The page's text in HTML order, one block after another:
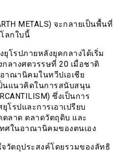
METALS) จะกลายเป็นพื้นที่
ลกใบนี้
โรปภายหลังยุคกลางได้เริ่ม
ลางศตวรรษที่ 20 เมื่อชาติ
าณานิคมในทวีปเอเชีย
นแนวคิดในการสนับสนุน
ซึ่งเป็นการ
โรปและการเอาเปรียบ
ลาด ตลาดวัตถุดิบ และ
ศในอาณานิคมของตนเอง
วัตถุประสงค์โดยรวมของลัทธิ